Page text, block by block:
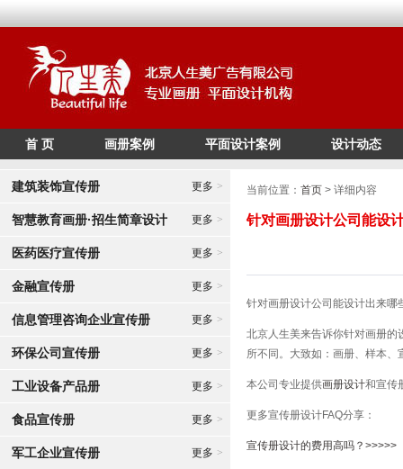
/* */
首 页 画册案例 平面设计案例 设计动态
建筑装饰宣传册 更多 >
智慧教育画册·招生简章设计 更多 >
医药医疗宣传册 更多 >
金融宣传册 更多 >
信息管理咨询企业宣传册 更多 >
环保公司宣传册 更多 >
工业设备产品册 更多 >
食品宣传册 更多 >
军工企业宣传册 更多 >
当前位置： 首页 > 详细内容
针对画册设计公司能设
针对画册设计公司能设计出来哪
北京人生美来告诉你针对画册的
所不同。大致如：画册、样本
本公司专业提供画册设计和宣传
更多宣传册设计FAQ分享：
宣传册设计的费用高吗？>>>>>